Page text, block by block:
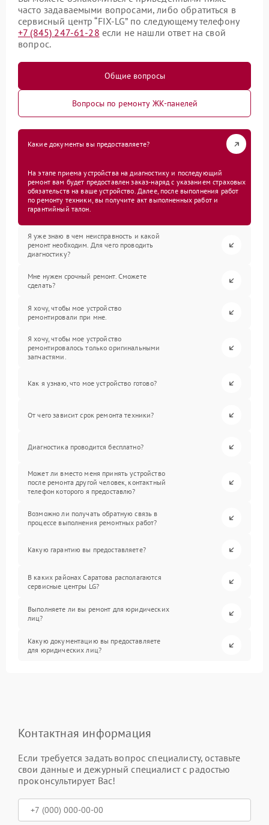
часто задаваемыми вопросами, либо обратиться в
сервисный центр “FIX-LG” по следующему телефону
+7 (845) 247-61-28 если не нашли ответ на свой
вопрос.
Общие вопросы
Вопросы по ремонту ЖК-панелей
Какие документы вы предоставляете?
На этапе приема устройства на диагностику и последующий
ремонт вам будет предоставлен заказ-наряд с указанием страховых
обязательств на ваше устройство. Далее, после выполнения работ
по ремонту техники, вы получите акт выполненных работ и
гарантийный талон.
Я уже знаю в чем неисправность и какой
ремонт необходим. Для чего проводить
диагностику?
Мне нужен срочный ремонт. Сможете
сделать?
Я хочу, чтобы мое устройство
ремонтировали при мне.
Я хочу, чтобы мое устройство
ремонтировалось только оригинальными
запчастями.
Как я узнаю, что мое устройство готово?
От чего зависит срок ремонта техники?
Диагностика проводится бесплатно?
Может ли вместо меня принять устройство
после ремонта другой человек, контактный
телефон которого я предоставлю?
Возможно ли получать обратную связь в
процессе выполнения ремонтных работ?
Какую гарантию вы предоставляете?
В каких районах Саратова располагаются
сервисные центры LG?
Выполняете ли вы ремонт для юридических
лиц?
Какую документацию вы предоставляете
для юридических лиц?
Контактная информация
Если требуется задать вопрос специалисту, оставьте
свои данные и дежурный специалист с радостью
проконсультирует Вас!